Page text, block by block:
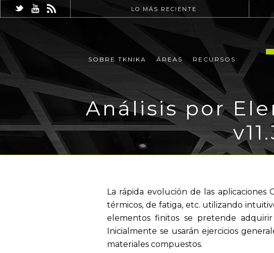
LO MÁS RECIENTE
SOBRE TKNIKA ÁREAS RECURSOS
Análisis por
La rápida evolución de las aplicaciones
térmicos, de fatiga, etc. utilizando
elementos finitos se pretende
Inicialmente se usarán ejercicios
materiales compuestos.